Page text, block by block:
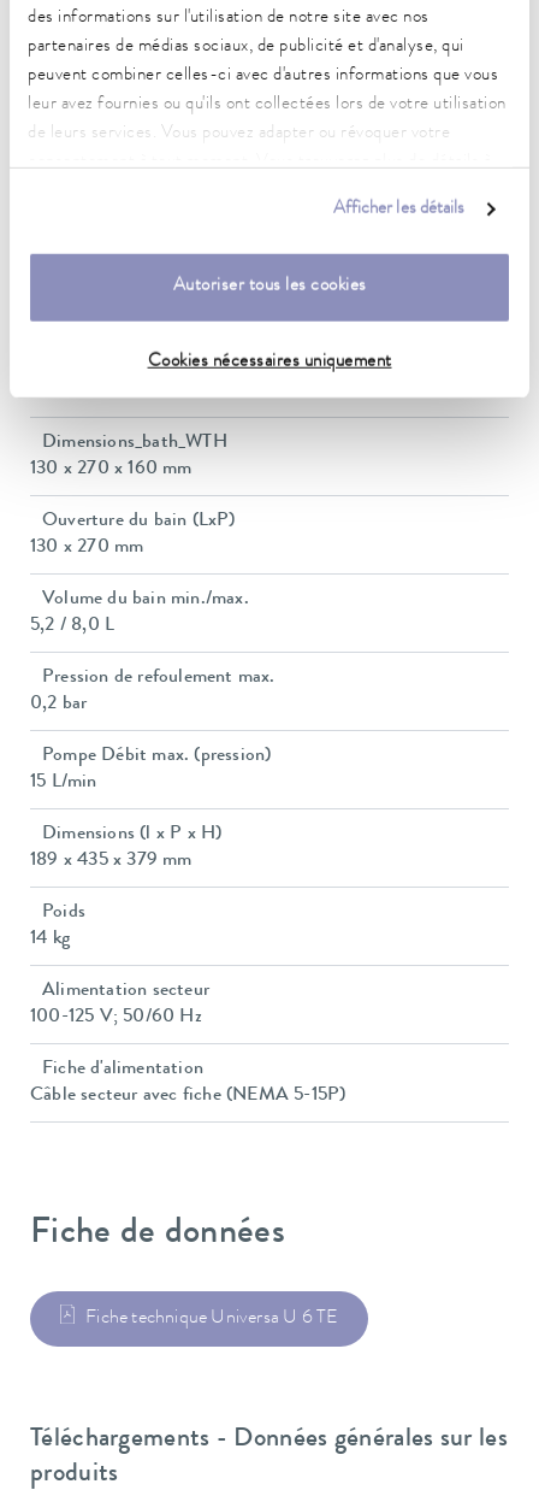
des informations sur l'utilisation de notre site avec nos
partenaires de médias sociaux, de publicité et d'analyse, qui
peuvent combiner celles-ci avec d'autres informations que vous
leur avez fournies ou qu'ils ont collectées lors de votre utilisation
de leurs services. Vous pouvez adapter ou révoquer votre
Afficher les détails
Autoriser tous les cookies
Cookies nécessaires uniquement
Plage de température ambiante
5 ... 40 °C
Constance de la température
Puissance absorbée max.
Consommation de courant
Dimensions_bath_WTH
130 x 270 x 160 mm
Ouverture du bain (LxP)
130 x 270 mm
Volume du bain min./max.
5,2 / 8,0 L
Pression de refoulement max.
0,2 bar
Pompe Débit max. (pression)
15 L/min
Dimensions (l x P x H)
189 x 435 x 379 mm
Poids
14 kg
Alimentation secteur
100-125 V; 50/60 Hz
Fiche d'alimentation
Câble secteur avec fiche (NEMA 5-15P)
Fiche de données
Fiche technique Universa U 6 TE
Téléchargements - Données générales sur les
produits